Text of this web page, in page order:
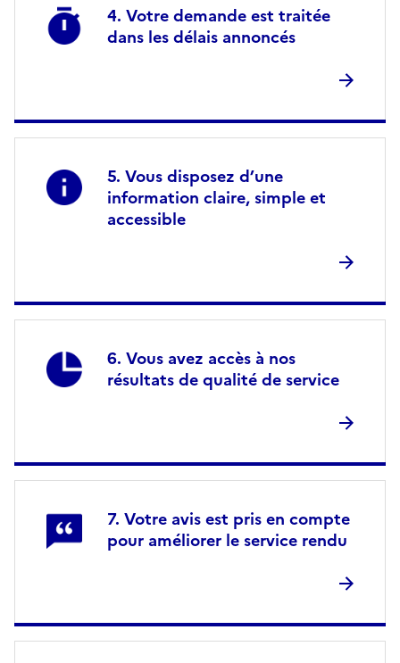
Votre demande est traitée
dans les délais annoncés
Vous disposez d’une
information claire, simple et
accessible
Vous avez accès à nos
résultats de qualité de service
Votre avis est pris en compte
pour améliorer le service rendu